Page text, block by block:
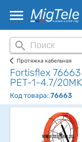
Протяжка кабельная
Fortisflex
PET-1-4.7/20MK
Код товара: 76663